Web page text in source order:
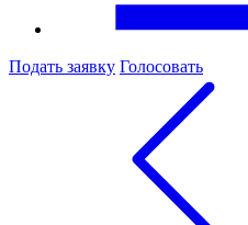
Подать заявку Голосовать